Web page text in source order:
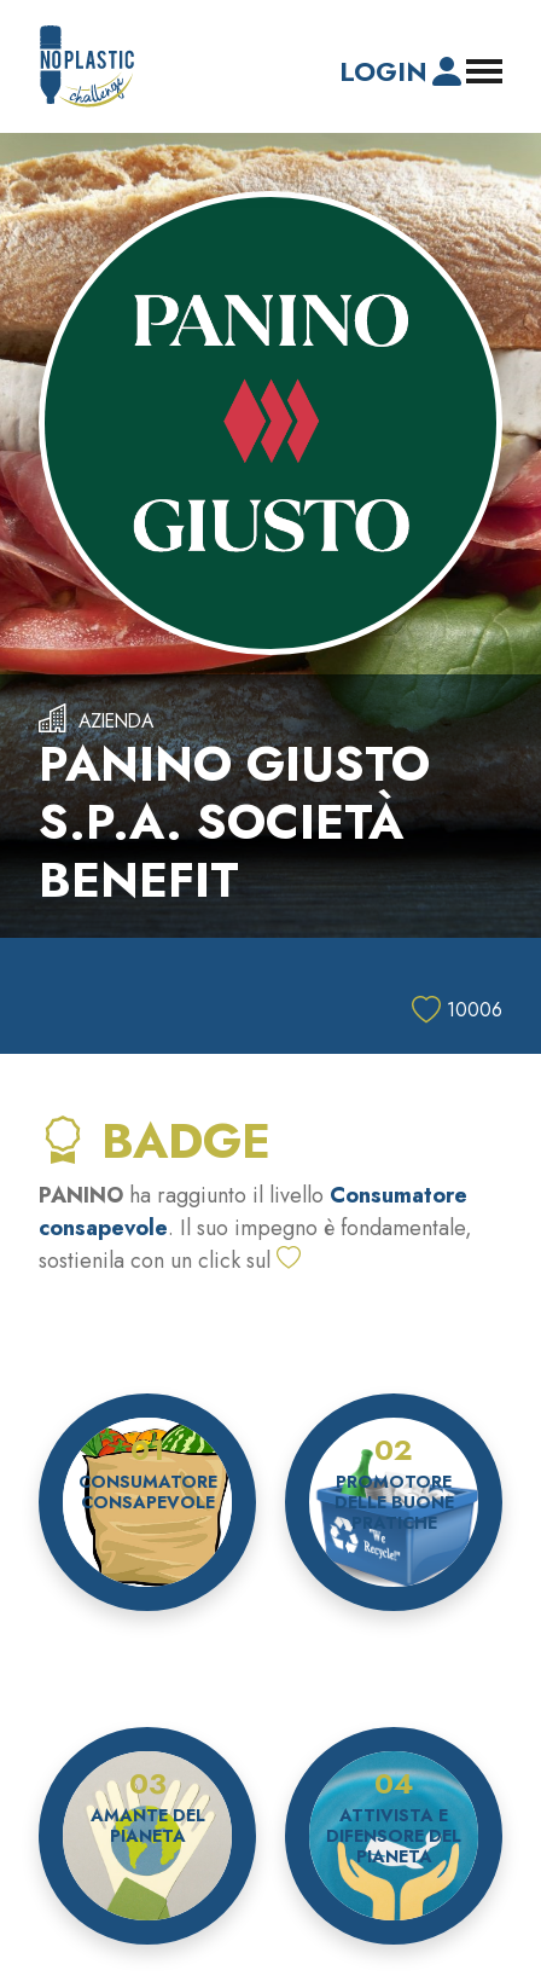
LOGIN
AZIENDA
PANINO GIUSTO
S.P.A. SOCIETÀ
BENEFIT
10006
BADGE
PANINO ha raggiunto il livello Consumatore
consapevole. Il suo impegno è fondamentale,
sostienila con un click sul
01
CONSUMATORE
CONSAPEVOLE
02
PROMOTORE
DELLE BUONE
PRATICHE
03
AMANTE DEL
PIANETA
04
ATTIVISTA E
DIFENSORE DEL
PIANETA